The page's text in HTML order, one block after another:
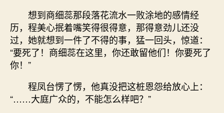
想到商细蕊那段落花流水一败涂地的感情经
历，程美心抿着嘴笑得很得意，那得意劲儿还没
过，她就想到一件了不得的事，猛一回头，惊道：
“要死了！商细蕊在这里，你还敢留他们！你要死了
你！”
程凤台愣了愣，他真没把这桩恩怨给放心上：
“……大庭广众的，不能怎么样吧？”